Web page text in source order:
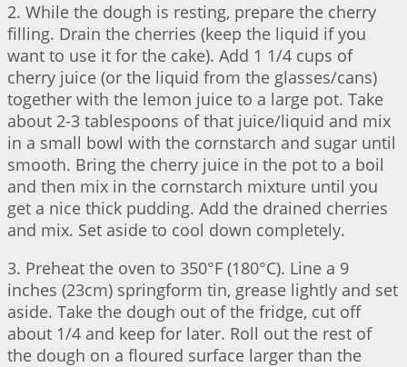
2. While the dough is resting, prepare the cherry
filling. Drain the cherries (keep the liquid if you
want to use it for the cake). Add 1 1/4 cups of
cherry juice (or the liquid from the glasses/cans)
together with the lemon juice to a large pot. Take
about 2-3 tablespoons of that juice/liquid and mix
in a small bowl with the cornstarch and sugar until
smooth. Bring the cherry juice in the pot to a boil
and then mix in the cornstarch mixture until you
get a nice thick pudding. Add the drained cherries
and mix. Set aside to cool down completely.
3. Preheat the oven to 350°F (180°C). Line a 9
inches (23cm) springform tin, grease lightly and set
aside. Take the dough out of the fridge, cut off
about 1/4 and keep for later. Roll out the rest of
the dough on a floured surface larger than the